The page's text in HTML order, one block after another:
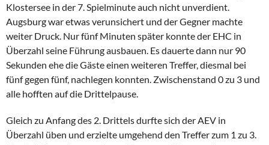
Klostersee in der 7. Spielminute auch nicht unverdient.
Augsburg war etwas verunsichert und der Gegner machte
weiter Druck. Nur fünf Minuten später konnte der EHC in
Überzahl seine Führung ausbauen. Es dauerte dann nur 90
Sekunden ehe die Gäste einen weiteren Treffer, diesmal bei
fünf gegen fünf, nachlegen konnten. Zwischenstand 0 zu 3 und
alle hofften auf die Drittelpause.
Gleich zu Anfang des 2. Drittels durfte sich der AEV in
Überzahl üben und erzielte umgehend den Treffer zum 1 zu 3.